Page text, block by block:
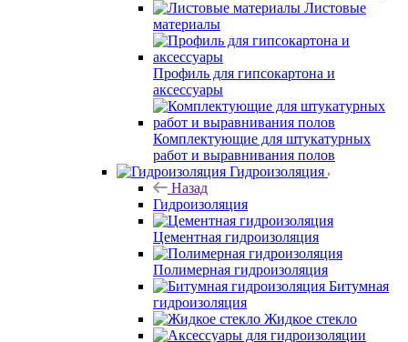
Листовые
материалы
Профиль для гипсокартона и
аксессуары
Комплектующие для штукатурных
работ и выравнивания полов
Гидроизоляция
Назад
Гидроизоляция
Цементная гидроизоляция
Полимерная гидроизоляция
Битумная
гидроизоляция
Жидкое стекло